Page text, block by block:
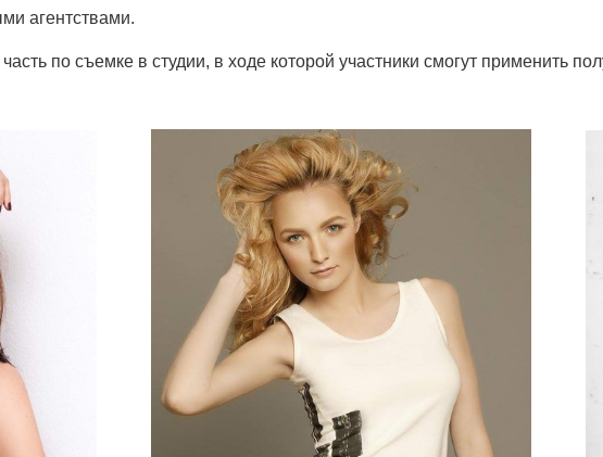
агентствами.
по съемке в студии, в ходе которой участники смогут применить